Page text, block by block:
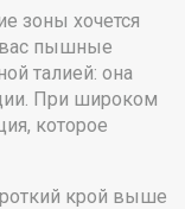
зоны хочется
вас пышные
талией: она
При широком
которое
крой выше